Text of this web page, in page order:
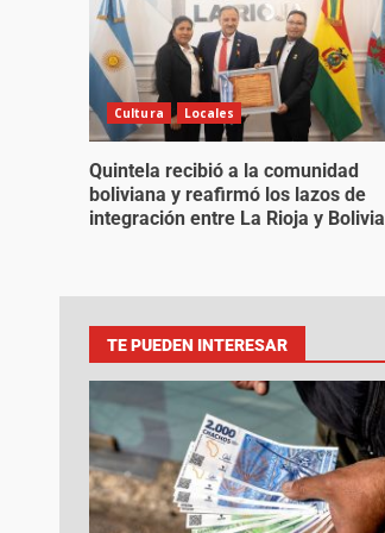
Cultura Locales
Quintela recibió a la comunidad
boliviana y reafirmó los lazos de
integración entre La Rioja y Bolivia
TE PUEDEN INTERESAR